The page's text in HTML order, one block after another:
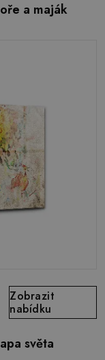
a maják
Zobrazit
nabídku
světa